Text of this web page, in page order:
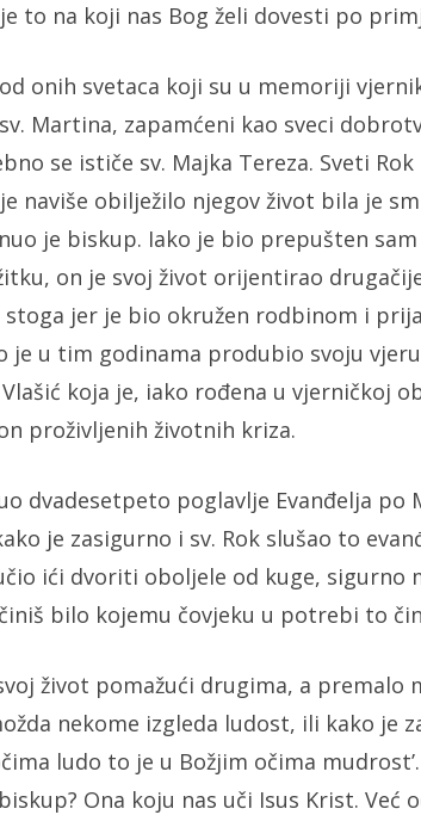
to na koji nas Bog želi dovesti po
onih svetaca koji su u memoriji
Martina, zapamćeni kao sveci
se ističe sv. Majka Tereza. Sveti
naviše obilježilo njegov život bila je
je biskup. Iako je bio prepušten
on je svoj život orijentirao
jer je bio okružen rodbinom i
je u tim godinama produbio svoju
koja je, iako rođena u vjerničkoj
proživljenih životnih kriza.
dvadesetpeto poglavlje Evanđelja
je zasigurno i sv. Rok slušao to
ići dvoriti oboljele od kuge, sigurno
bilo kojemu čovjeku u potrebi to
život pomažući drugima, a premalo
nekome izgleda ludost, ili kako je
ludo to je u Božjim očima
Ona koju nas uči Isus Krist. Već